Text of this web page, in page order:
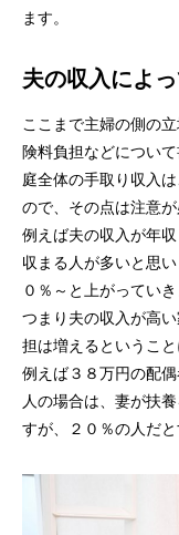
ます。
夫の収入によ
ここまで主婦の側の
険料負担などについ
庭全体の手取り収入
ので、その点は注意が
例えば夫の収入が年
収まる人が多いと思
０％～と上がっていき
つまり夫の収入が高
担は増えるということ
例えば３８万円の配
人の場合は、妻が扶
すが、２０％の人だ